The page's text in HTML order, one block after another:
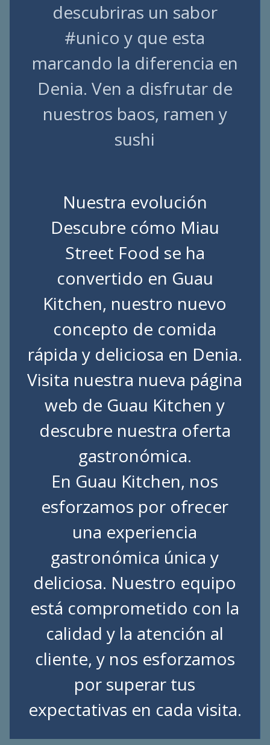
descubriras un sabor
#unico y que esta
marcando la diferencia en
Denia. Ven a disfrutar de
nuestros baos, ramen y
sushi
Nuestra evolución
Descubre cómo Miau
Street Food se ha
convertido en Guau
Kitchen, nuestro nuevo
concepto de comida
rápida y deliciosa en Denia.
Visita nuestra nueva página
web de Guau Kitchen y
descubre nuestra oferta
gastronómica.
En Guau Kitchen, nos
esforzamos por ofrecer
una experiencia
gastronómica única y
deliciosa. Nuestro equipo
está comprometido con la
calidad y la atención al
cliente, y nos esforzamos
por superar tus
expectativas en cada visita.